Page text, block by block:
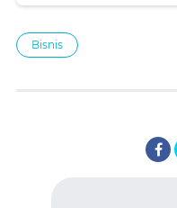
Bisnis